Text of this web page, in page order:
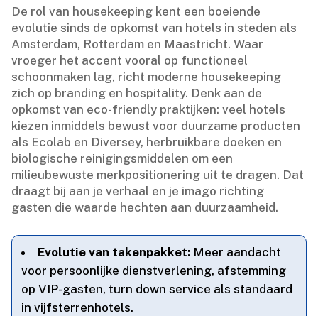
De rol van housekeeping kent een boeiende
evolutie sinds de opkomst van hotels in steden als
Amsterdam, Rotterdam en Maastricht.​ Waar
vroeger het accent vooral op functioneel
schoonmaken lag, richt moderne housekeeping
zich op branding en hospitality.​ Denk aan de
opkomst van eco-friendly praktijken: veel hotels
kiezen inmiddels bewust voor duurzame producten
als Ecolab en Diversey, herbruikbare doeken en
biologische reinigingsmiddelen om een
milieubewuste merkpositionering uit te dragen.​ Dat
draagt bij aan je verhaal en je imago richting
gasten die waarde hechten aan duurzaamheid.​
Evolutie van takenpakket: Meer aandacht
voor persoonlijke dienstverlening, afstemming
op VIP-gasten, turn down service als standaard
in vijfsterrenhotels.​